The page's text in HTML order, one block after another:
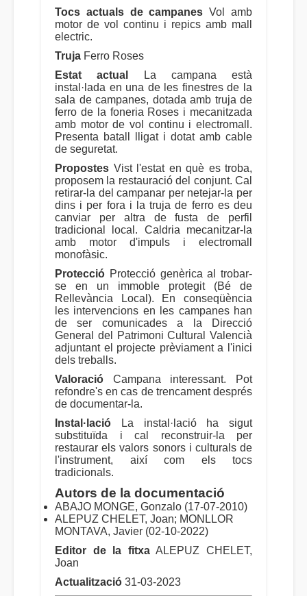
Tocs actuals de campanes Vol amb
motor de vol continu i repics amb mall
electric.
Truja Ferro Roses
Estat actual
La campana està
instal·lada en una de les finestres de la
sala de campanes, dotada amb truja de
ferro de la foneria Roses i mecanitzada
amb motor de vol continu i electromall.
Presenta batall lligat i dotat amb cable
de seguretat.
Propostes Vist l'estat en què es troba,
proposem la restauració del conjunt. Cal
retirar-la del campanar per netejar-la per
dins i per fora i la truja de ferro es deu
canviar per altra de fusta de perfil
tradicional local. Caldria mecanitzar-la
amb motor d'impuls i electromall
monofàsic.
Protecció Protecció genèrica al trobar-
se en un immoble protegit (Bé de
Rellevància Local). En conseqüència
les intervencions en les campanes han
de ser comunicades a la Direcció
General del Patrimoni Cultural Valencià
adjuntant el projecte prèviament a l'inici
dels treballs.
Valoració Campana interessant. Pot
refondre's en cas de trencament després
de documentar-la.
Instal·lació La instal·lació ha sigut
substituïda i cal reconstruir-la per
restaurar els valors sonors i culturals de
l'instrument, així com els tocs
tradicionals.
Autors de la documentació
ABAJO MONGE, Gonzalo (17-07-2010)
ALEPUZ CHELET, Joan; MONLLOR
MONTAVA, Javier (02-10-2022)
Editor de la fitxaALEPUZ CHELET,
Joan
Actualització 31-03-2023